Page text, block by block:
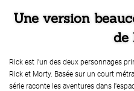
Une version
de
Rick est l'un des deux personnages
Rick et Morty. Basée sur un court
série raconte les aventures dans